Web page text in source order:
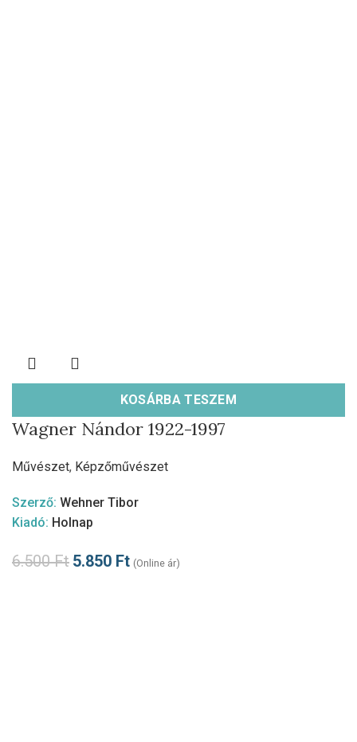
KOSÁRBA TESZEM
Wagner Nándor 1922-1997
Művészet, Képzőművészet
Szerző: Wehner Tibor
Kiadó: Holnap
6.500Ft 5.850 Ft (Online ár)